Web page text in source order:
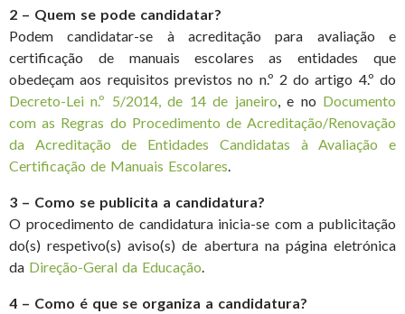
2 – Quem se pode candidatar?
Podem candidatar-se à acreditação para avaliação e
certificação de manuais escolares as entidades que
obedeçam aos requisitos previstos no n.º 2 do artigo 4.º do
Decreto-Lei n.º 5/2014, de 14 de janeiro , e no Documento
com as Regras do Procedimento de Acreditação/Renovação
da Acreditação de Entidades Candidatas à Avaliação e
Certificação de Manuais Escolares
3 – Como se publicita a candidatura?
O procedimento de candidatura inicia-se com a publicitação
do(s) respetivo(s) aviso(s) de abertura na página eletrónica
da Direção-Geral da Educação
4 – Como é que se organiza a candidatura?